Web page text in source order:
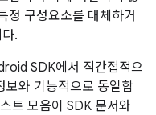
정 구성요소를 대체하거
.
SDK에서 직간접적으
보와 기능적으로 동일합
트 모음이 SDK 문서와